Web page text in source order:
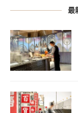
最